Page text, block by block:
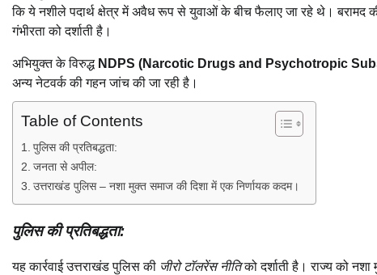
कि ये नशीले पदार्थ क्षेत्र में अवैध रूप से युवाओं के बीच फैलाए जा रहे थे। बरामद
गंभीरता को दर्शाती है।
अभियुक्त के विरुद्ध NDPS (Narcotic Drugs and Psychotropic
अन्य नेटवर्क की गहन जांच की जा रही है।
Table of Contents
पुलिस की प्रतिबद्धता:
जनता से अपील:
उत्तराखंड पुलिस – नशा मुक्त समाज की दिशा में एक निर्णायक कदम।
पुलिस की प्रतिबद्धता:
यह कार्रवाई उत्तराखंड पुलिस की जीरो टॉलरेंस नीतिको दर्शाती है। राज्य को